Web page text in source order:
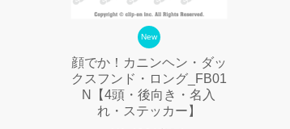
New
顔でか！カニンヘン・ダッ
クスフンド・ロング_FB01
N【4頭・後向き・名入
れ・ステッカー】